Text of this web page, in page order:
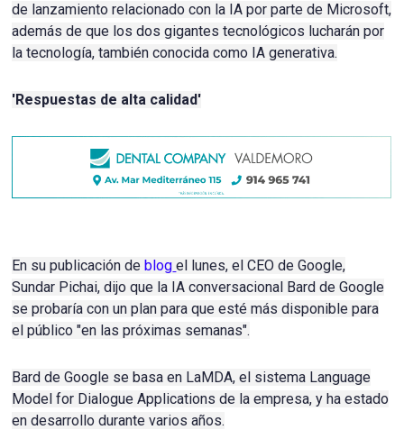
de lanzamiento relacionado con la IA por parte de Microsoft,
además de que los dos gigantes tecnológicos lucharán por
la tecnología, también conocida como IA generativa.
'Respuestas de alta calidad'
En su publicación deblog el lunes, el CEO de Google,
Sundar Pichai, dijo que la IA conversacional Bard de Google
se probaría con un plan para que esté más disponible para
el público "en las próximas semanas".
Bard de Google se basa en LaMDA, el sistema Language
Model for Dialogue Applications de la empresa, y ha estado
en desarrollo durante varios años.